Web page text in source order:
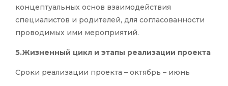
концептуальных основ взаимодействия
специалистов и родителей, для согласованности
проводимых ими мероприятий.
5.Жизненный цикл и этапы реализации проекта
Сроки реализации проекта – октябрь – июнь